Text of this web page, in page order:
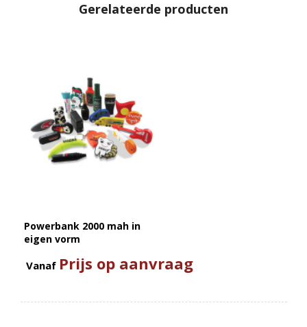
Gerelateerde producten
Powerbank 2000 mah in
eigen vorm
Vanaf Prijs op aanvraag